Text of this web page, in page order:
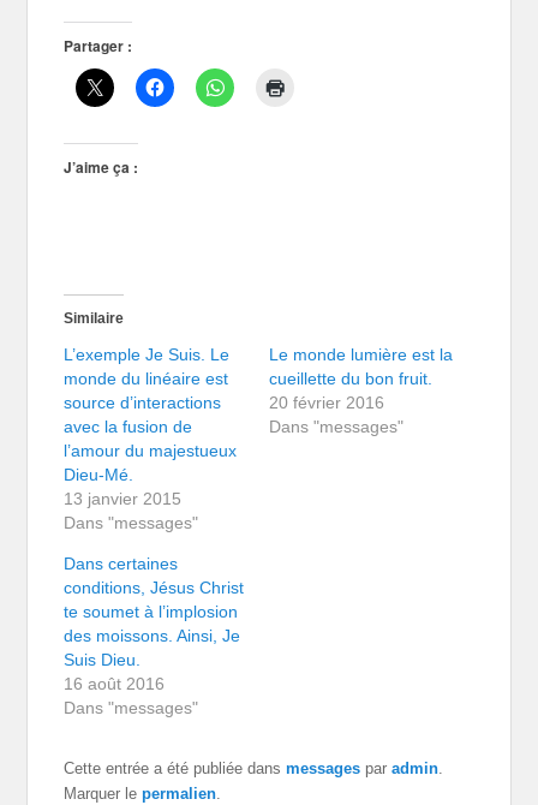
Partager :
J’aime ça :
Similaire
L’exemple Je Suis. Le
monde du linéaire est
source d’interactions
avec la fusion de
l’amour du majestueux
Dieu-Mé.
13 janvier 2015
Dans "messages"
Le monde lumière est la
cueillette du bon fruit.
20 février 2016
Dans "messages"
Dans certaines
conditions, Jésus Christ
te soumet à l’implosion
des moissons. Ainsi, Je
Suis Dieu.
16 août 2016
Dans "messages"
Cette entrée a été publiée dansmessages paradmin.
Marquer lepermalien.